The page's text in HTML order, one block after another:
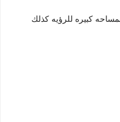
بمساحه كبيره للرؤيه كذلك